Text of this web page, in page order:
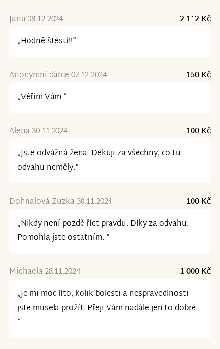
Jana 08.12.2024
2 112 Kč
„Hodně štěstí!!“
Anonymní dárce 07.12.2024
150 Kč
„Věřím Vám.“
Alena 30.11.2024
100 Kč
„Jste odvážná žena. Děkuji za všechny, co tu
odvahu neměly.“
Dohnalová Zuzka 30.11.2024
100 Kč
„Nikdy není pozdě říct pravdu. Díky za odvahu.
Pomohla jste ostatním. “
Michaela 28.11.2024
1 000 Kč
„Je mi moc líto, kolik bolesti a nespravedlnosti
jste musela prožít. Přeji Vám nadále jen to dobré.
“